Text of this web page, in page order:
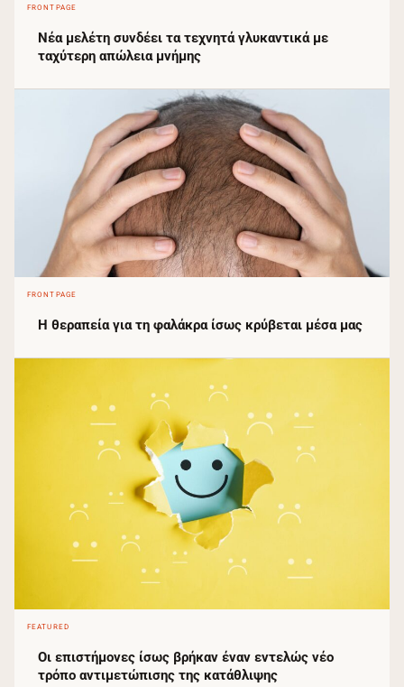
FRONTPAGE
Νέα μελέτη συνδέει τα τεχνητά γλυκαντικά με
ταχύτερη απώλεια μνήμης
FRONTPAGE
Η θεραπεία για τη φαλάκρα ίσως κρύβεται μέσα μας
FEATURED
Οι επιστήμονες ίσως βρήκαν έναν εντελώς νέο
τρόπο αντιμετώπισης της κατάθλιψης